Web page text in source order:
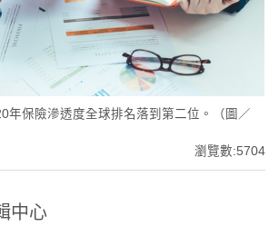
年保險滲透度全球排名落到第二位。（圖／
瀏覽數:5704
中心